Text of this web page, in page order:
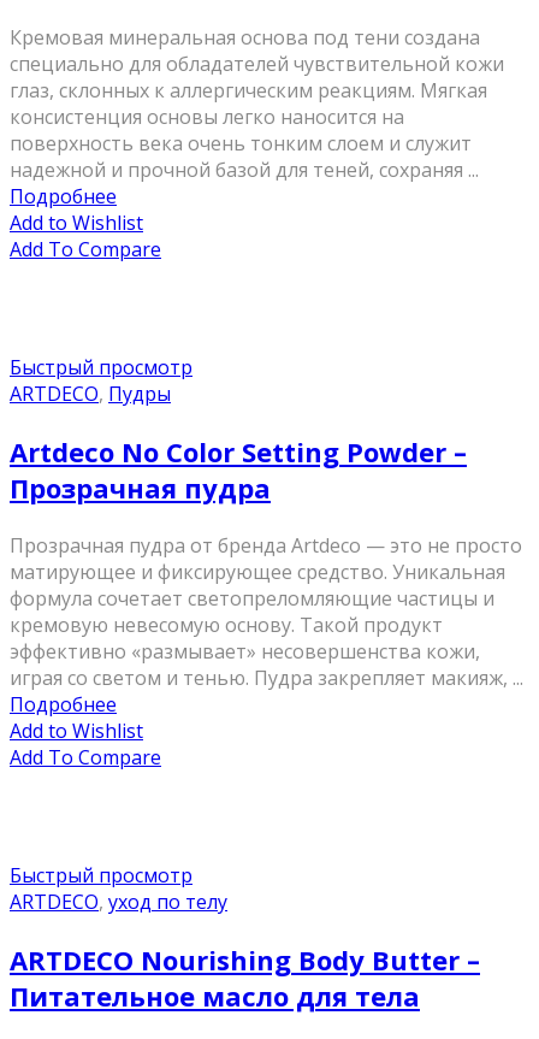
Кремовая минеральная основа под тени создана
специально для обладателей чувствительной кожи
глаз, склонных к аллергическим реакциям. Мягкая
консистенция основы легко наносится на
поверхность века очень тонким слоем и служит
надежной и прочной базой для теней, сохраняя ...
Подробнее
Add to Wishlist
Add To Compare
Быстрый просмотр
ARTDECO, Пудры
Artdeco No Color Setting Powder –
Прозрачная пудра
Прозрачная пудра от бренда Artdeco — это не просто
матирующее и фиксирующее средство. Уникальная
формула сочетает светопреломляющие частицы и
кремовую невесомую основу. Такой продукт
эффективно «размывает» несовершенства кожи,
играя со светом и тенью. Пудра закрепляет макияж, ...
Подробнее
Add to Wishlist
Add To Compare
Быстрый просмотр
ARTDECO, уход по телу
ARTDECO Nourishing Body Butter –
Питательное масло для тела